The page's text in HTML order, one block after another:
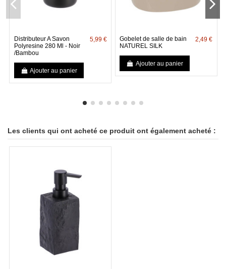
Distributeur A Savon
Polyresine 280 Ml - Noir
/Bambou
5,99 €
Ajouter au panier
Gobelet de salle de bain
NATUREL SILK
2,49 €
Ajouter au panier
Les clients qui ont acheté ce produit ont également acheté :